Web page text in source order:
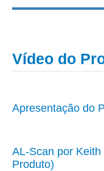
Vídeo do
Apresentação do
AL-Scan por
Produto)